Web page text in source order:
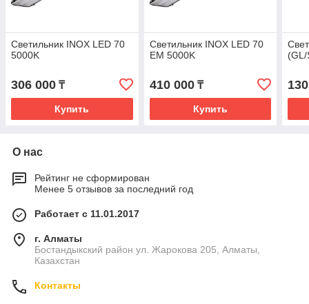
Светильник INOX LED 70
5000K
306 000 ₸
Купить
Светильник INOX LED 70
EM 5000K
410 000₸
Купить
О нас
Рейтинг не сформирован
Менее 5 отзывов за последний год
Работает с 11.01.2017
г. Алматы
Бостандыкский район ул. Жарокова 205, Алматы,
Казахстан
Контакты